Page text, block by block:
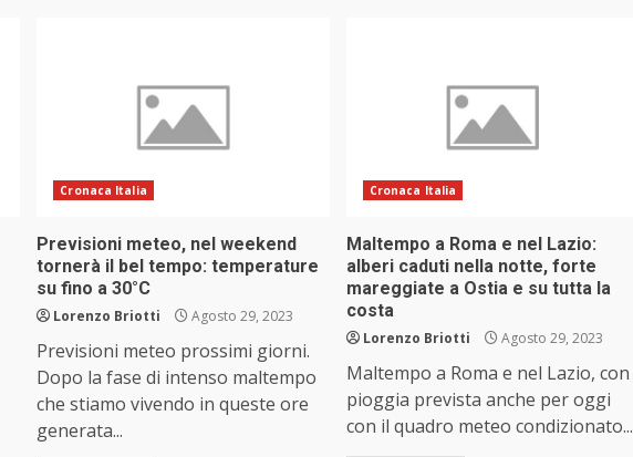
Cronaca Italia
Previsioni meteo, nel weekend
tornerà il bel tempo: temperature
su fino a 30°C
Lorenzo Briotti Agosto 29, 2023
Previsioni meteo prossimi giorni.
Dopo la fase di intenso maltempo
che stiamo vivendo in queste ore
generata...
Cronaca Italia
Maltempo a Roma e nel Lazio:
alberi caduti nella notte, forte
mareggiate a Ostia e su tutta la
costa
Lorenzo Briotti Agosto 29, 2023
Maltempo a Roma e nel Lazio, con
pioggia prevista anche per oggi
con il quadro meteo condizionato...